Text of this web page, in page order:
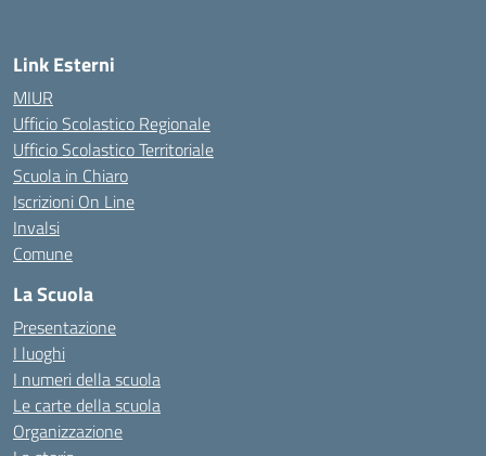
Link Esterni
MIUR
Ufficio Scolastico Regionale
Ufficio Scolastico Territoriale
Scuola in Chiaro
Iscrizioni On Line
Invalsi
Comune
La Scuola
Presentazione
I luoghi
I numeri della scuola
Le carte della scuola
Organizzazione